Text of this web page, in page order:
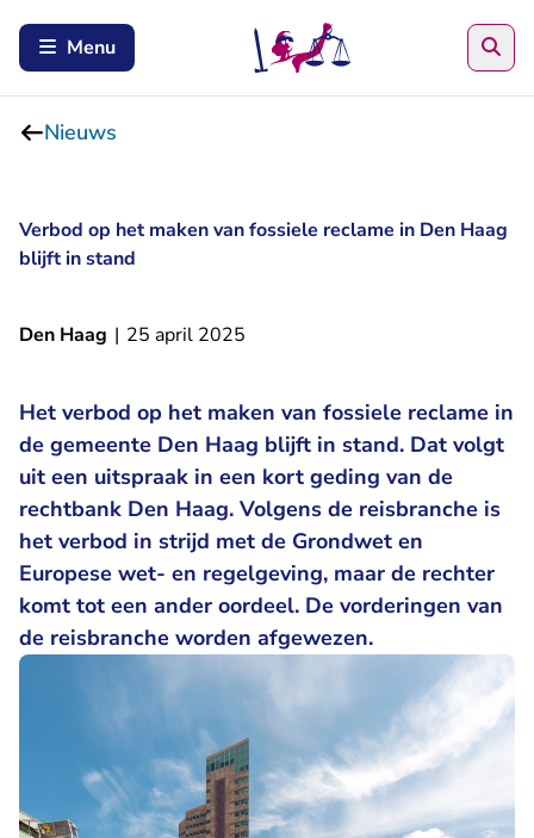
Menu
Nieuws
Verbod op het maken van fossiele reclame in Den Haag
blijft in stand
Den Haag | 25 april 2025
Het verbod op het maken van fossiele reclame in
de gemeente Den Haag blijft in stand. Dat volgt
uit een uitspraak in een kort geding van de
rechtbank Den Haag. Volgens de reisbranche is
het verbod in strijd met de Grondwet en
Europese wet- en regelgeving, maar de rechter
komt tot een ander oordeel. De vorderingen van
de reisbranche worden afgewezen.